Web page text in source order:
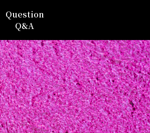
Question
Q&A